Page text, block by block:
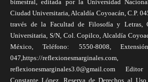
bimestral, editada por la Universidad
Ciudad Universitaria, Alcaldía Coyoacán, C.P.
través de la Facultad de Filosofía y Letras,
Universitaria, S/N, Col. Copilco, Alcaldía
México, Teléfono: 5550-8008,
047,https://reflexionesmarginales.com,
reflexionesmarginales3.0@gmail.com
Constante López, Reserva de Derechos al